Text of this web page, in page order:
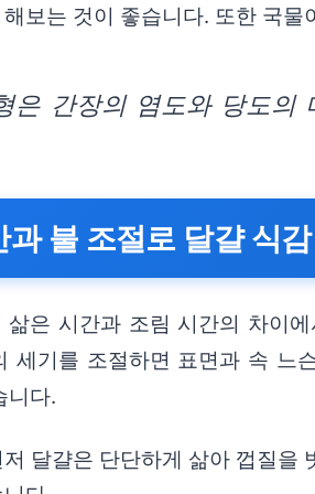
보는 것이 좋습니다. 또한 국
은 간장의 염도와 당도의
과 불 조절로 달걀 식
삶은 시간과 조림 시간의 차이
세기를 조절하면 표면과 속 느
니다.
달걀은 단단하게 삶아 껍질을